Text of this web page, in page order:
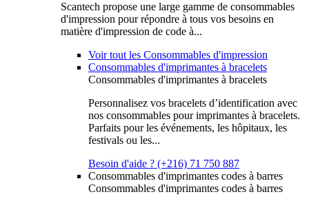
Scantech propose une large gamme de consommables
d'impression pour répondre à tous vos besoins en
matière d'impression de code à...
Voir tout les Consommables d'impression
Consommables d'imprimantes à bracelets
Consommables d'imprimantes à bracelets
Personnalisez vos bracelets d’identification avec
nos consommables pour imprimantes à bracelets.
Parfaits pour les événements, les hôpitaux, les
festivals ou les...
Besoin d'aide ? (+216) 71 750 887
Consommables d'imprimantes codes à barres
Consommables d'imprimantes codes à barres